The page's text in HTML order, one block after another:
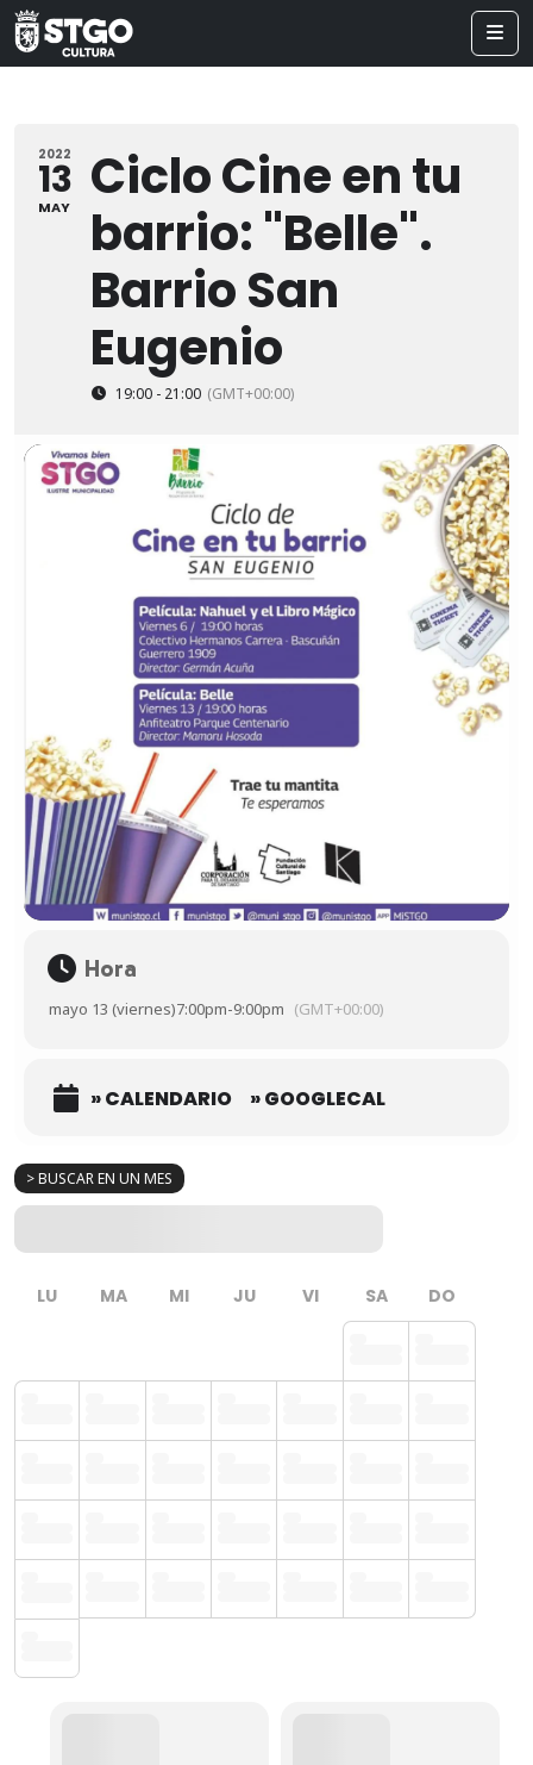
> BUSCAR EN UN MES
LU MA MI JU VI SA DO
2022
13
MAY
Ciclo Cine en tu
barrio: "Belle".
Barrio San
Eugenio
19:00 - 21:00 (GMT+00:00)
Hora
mayo 13 (viernes)7:00pm-9:00pm (GMT+00:00)
» CALENDARIO » GOOGLECAL